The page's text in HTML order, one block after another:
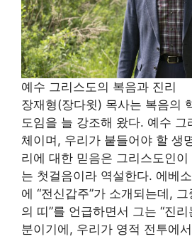
예수 그리스도의 복음과 진리
장재형(장다윗) 목사는 복음의
도임을 늘 강조해 왔다. 예수
체이며, 우리가 붙들어야 할 생
리에 대한 믿음은 그리스도인
는 첫걸음이라 역설한다. 에베
에 “전신갑주”가 소개되는데,
의 띠”를 언급하면서 그는 “진
분이기에, 우리가 영적 전투에